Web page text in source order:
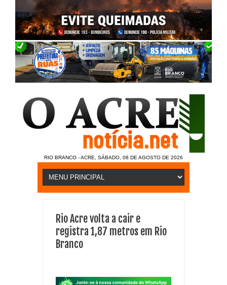
RIO BRANCO - ACRE, SÁBADO, 08 DE AGOSTO DE 2026
Rio Acre volta a cair e
registra 1,87 metros em Rio
Branco